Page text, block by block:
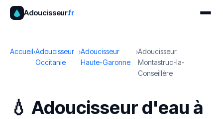
Adoucisseur.fr
Accueil›Adoucisseur
Occitanie
›Adoucisseur
Haute-Garonne
›Adoucisseur
Montastruc-la-
Conseillère
💧 Adoucisseur d'eau à